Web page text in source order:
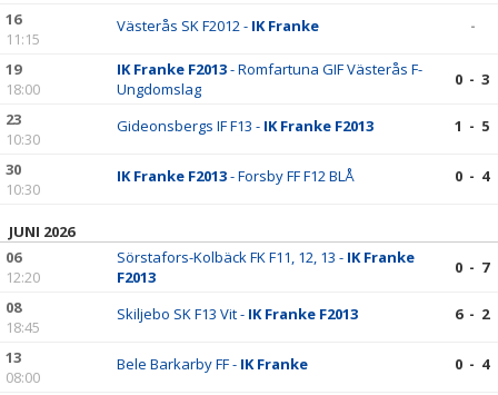
16
11:15
Västerås SK F2012 - IK Franke -
19
18:00
IK Franke F2013- Romfartuna GIF Västerås F-
Ungdomslag
0 - 3
23
10:30
Gideonsbergs IF F13 - IK Franke F2013 1 - 5
30
10:30
IK Franke F2013- Forsby FF F12 BLÅ 0 - 4
JUNI 2026
06
12:20
Sörstafors-Kolbäck FK F11, 12, 13 - IK Franke
F2013
0 - 7
08
18:45
Skiljebo SK F13 Vit - IK Franke F2013 6 - 2
13
08:00
Bele Barkarby FF - IK Franke 0 - 4